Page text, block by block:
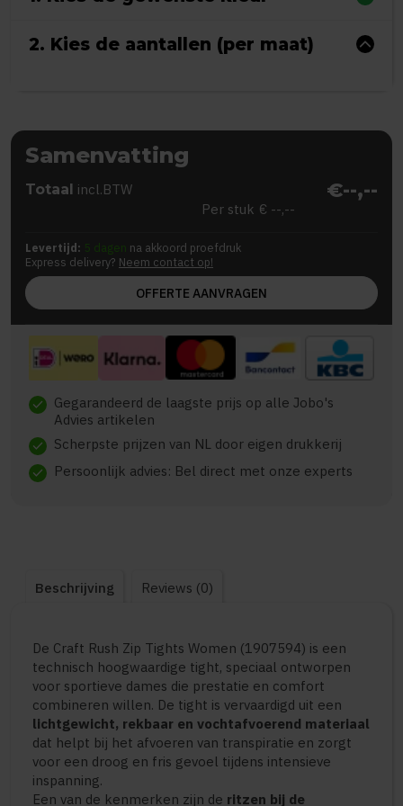
2. Kies de aantallen (per maat)
Samenvatting
Totaal incl.BTW €--,--
Per stuk € --,--
Levertijd: 5 dagen na akkoord proefdruk
Express delivery? Neem contact op!
OFFERTE AANVRAGEN
check Gegarandeerd de laagste prijs op alle Jobo's
Advies artikelen
check Scherpste prijzen van NL door eigen drukkerij
check Persoonlijk advies: Bel direct met onze experts
Beschrijving Reviews (0)
De Craft Rush Zip Tights Women (1907594) is een
technisch hoogwaardige tight, speciaal ontworpen
voor sportieve dames die prestatie en comfort
combineren willen. De tight is vervaardigd uit een
lichtgewicht, rekbaar en vochtafvoerend materiaal
dat helpt bij het afvoeren van transpiratie en zorgt
voor een droog en fris gevoel tijdens intensieve
inspanning.
Een van de kenmerken zijn de ritzen bij de